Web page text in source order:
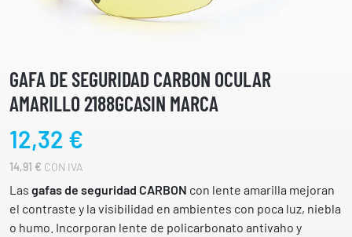
GAFA DE SEGURIDAD CARBON OCULAR
AMARILLO 2188GCASIN MARCA
12,32 €
14,91 € CON IVA
Las gafas de seguridad CARBON con lente amarilla mejoran
el contraste y la visibilidad en ambientes con poca luz, niebla
o humo. Incorporan lente de policarbonato antivaho y